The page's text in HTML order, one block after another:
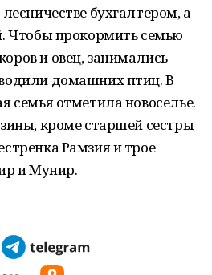
бухгалтером, а
Чтобы прокормить семью
и овец, занимались
домашних птиц. В
семья отметила новоселье.
кроме старшей сестры
Рамзия и трое
и Мунир.